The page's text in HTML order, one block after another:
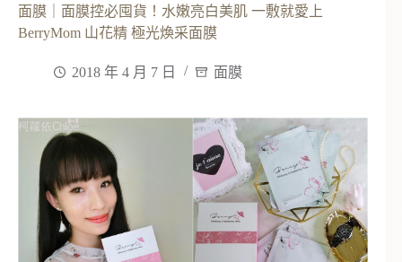
面膜｜面膜控必囤貨！水嫩亮白美肌 一敷就愛上
BerryMom 山花精 極光煥采面膜
2018 年 4 月 7 日 面膜